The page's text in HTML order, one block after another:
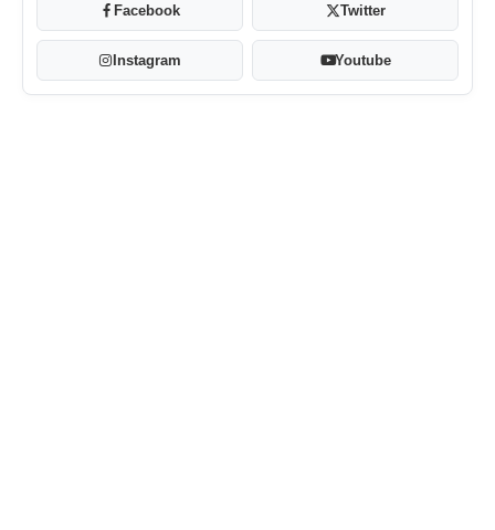
Facebook Twitter
Instagram Youtube